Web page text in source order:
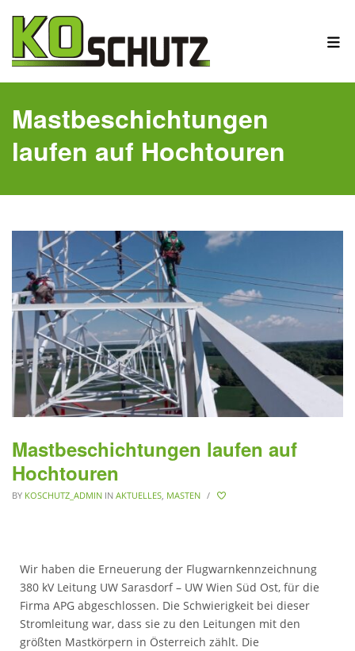
Mastbeschichtungen
laufen auf Hochtouren
Mastbeschichtungen laufen auf
Hochtouren
BY KOSCHUTZ_ADMIN IN AKTUELLES, MASTEN /
Wir haben die Erneuerung der Flugwarnkennzeichnung
380 kV Leitung UW Sarasdorf – UW Wien Süd Ost, für die
Firma APG abgeschlossen. Die Schwierigkeit bei dieser
Stromleitung war, dass sie zu den Leitungen mit den
größten Mastkörpern in Österreich zählt. Die